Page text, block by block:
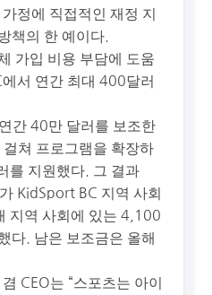
정에 직접적인 재정 지
책의 한 예이다.
가입 비용 부담에 도움
서 연간 최대 400달러
간 40만 달러를 보조한
쳐 프로그램을 확장하
를 지원했다. 그 결과
KidSport BC 지역 사회
지역 사회에 있는 4,100
다. 남은 보조금은 올해
CEO는 “스포츠는 아이